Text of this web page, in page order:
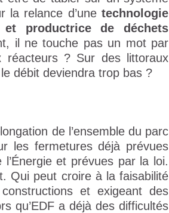
la relance d’une technologie
et productrice de déchets
il ne touche pas un mot par
réacteurs ? Sur des littoraux
débit deviendra trop bas ?
de l’ensemble du parc
les fermetures déjà prévues
et prévues par la loi.
Qui peut croire à la faisabilité
et exigeant des
qu’EDF a déjà des difficultés